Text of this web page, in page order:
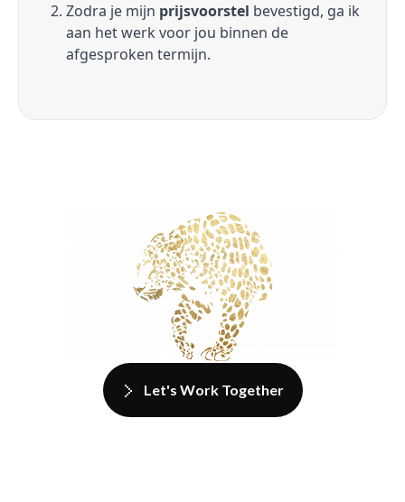
Zodra je mijn prijsvoorstel bevestigd, ga ik
aan het werk voor jou binnen de
afgesproken termijn.
Let's Work Together